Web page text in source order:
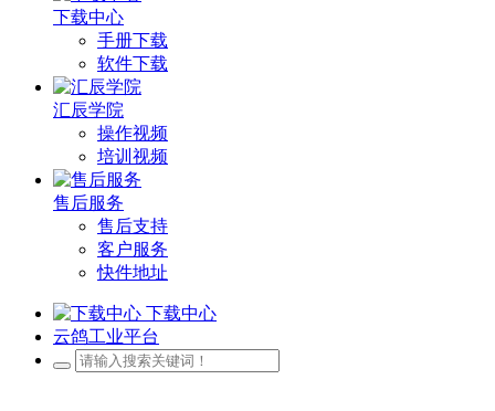
下载中心
手册下载
软件下载
汇辰学院
操作视频
培训视频
售后服务
售后支持
客户服务
快件地址
下载中心
云鸽工业平台